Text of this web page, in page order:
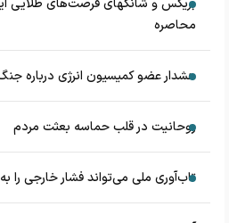
محاصره
هشدار عضو کمیسیون انرژی درباره
روحانیت در قلب حماسه بعثت مردم
تاب‌آوری ملی می‌تواند فشار خارجی را